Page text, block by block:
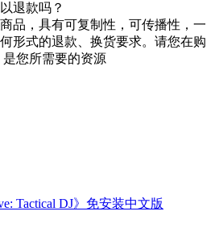
退款吗？
品，具有可复制性，可传播性，一
形式的退款、换货要求。请您在购
您所需要的资源
Tactical DJ》免安装中文版